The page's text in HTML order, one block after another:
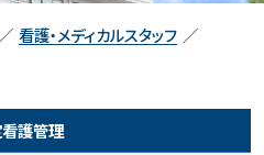
看護・メディカルスタッフ
護管理